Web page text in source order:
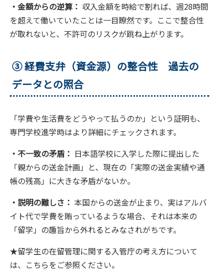
・金額からの逆算： 収入金額を時給で割れば、週28時間
を超えて働いていたことは一目瞭然です。ここで整合性
が取れないと、不許可のリスクが跳ね上がります。
③ 経費支弁（資金源）の整合性 過去の
データとの照合
「学費や生活費をどうやって払うのか」という証明も、
専門学校進学時はより詳細にチェックされます。
・不一致の矛盾： 日本語学校に入学した際に提出した
「親からの送金計画」と、現在の「実際の送金実績や通
帳の残高」に大きな矛盾がないか。
・説明の難しさ： 本国からの送金が止まり、実はアルバ
イト代で学費を賄っているような場合、それは本来の
「留学」の趣旨から外れるとみなされがちです。
★留学生の在留管理に関する入管庁の考え方について
は、こちらをご参照ください。